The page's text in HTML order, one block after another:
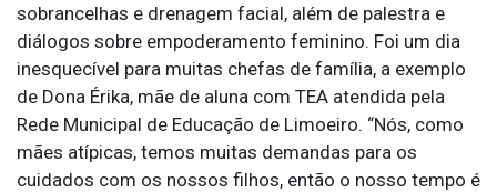
sobrancelhas e drenagem facial, além de palestra e
diálogos sobre empoderamento feminino. Foi um dia
inesquecível para muitas chefas de família, a exemplo
de Dona Érika, mãe de aluna com TEA atendida pela
Rede Municipal de Educação de Limoeiro. “Nós, como
mães atípicas, temos muitas demandas para os
cuidados com os nossos filhos, então o nosso tempo é